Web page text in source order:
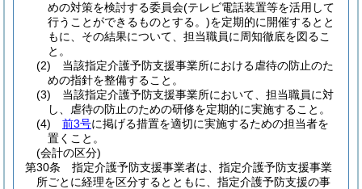
めの対策を検討する委員会(テレビ電話装置等を活用して
行うことができるものとする。)を定期的に開催するとと
もに、その結果について、担当職員に周知徹底を図るこ
と。
(2)
当該指定介護予防支援事業所における虐待の防止のた
めの指針を整備すること。
(3)
当該指定介護予防支援事業所において、担当職員に対
し、虐待の防止のための研修を定期的に実施すること。
(4)
前3号に掲げる措置を適切に実施するための担当者を
置くこと。
(会計の区分)
第30条
指定介護予防支援事業者は、指定介護予防支援事業
所ごとに経理を区分するとともに、指定介護予防支援の事